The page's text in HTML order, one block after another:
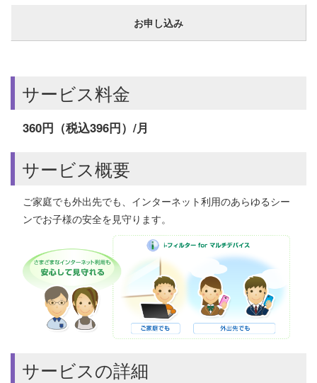
お申し込み
サービス料金
360円（税込396円）/月
サービス概要
ご家庭でも外出先でも、インターネット利用のあらゆるシー
ンでお子様の安全を見守ります。
サービスの詳細